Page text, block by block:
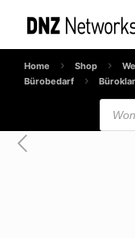
Home Shop
Bürobedarf
search